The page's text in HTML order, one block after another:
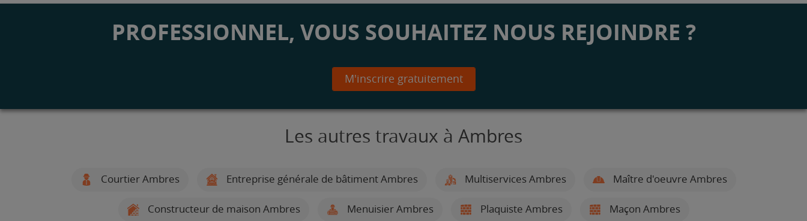
PROFESSIONNEL, VOUS SOUHAITEZ NOUS REJOINDRE ?
M'inscrire gratuitement
Les autres travaux à Ambres
Courtier Ambres Entreprise générale de bâtiment Ambres Multiservices Ambres Maître d'oeuvre Ambres
Constructeur de maison Ambres Menuisier Ambres Plaquiste Ambres Maçon Ambres